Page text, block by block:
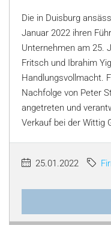
Die in Duisburg
Januar 2022 ihren
Unternehmen am 25.
Fritsch und Ibrahim
Handlungsvollmacht.
Nachfolge von Peter
angetreten und
Verkauf bei der Wittig
25.01.2022